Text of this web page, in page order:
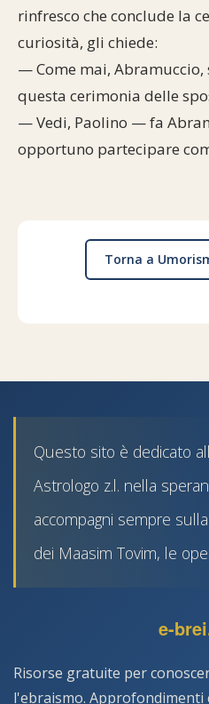
Storia millenaria
Personaggi celebri
Sbirciamo Eretz Israel
Tanach
Opere di Maimonide
rinfresco che conclude la
curiosità, gli chiede:
— Come mai, Abramuccio,
questa cerimonia delle
— Vedi, Paolino — fa
opportuno partecipare
Torna a
Questo sito è dedicato
Astrologo z.l. nella
accompagni sempre
dei Maasim Tovim, le
e-
Risorse gratuite per
l'ebraismo.